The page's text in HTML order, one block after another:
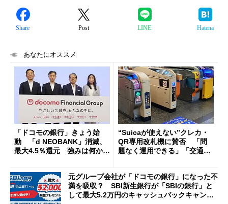
Share Post LINE Hatena
あなたにオススメ
「ドコモの銀行」きょう始
動 「d NEOBANK」消滅、
最大4.5％還元 強みは何か解
“Suicaが使えない”クレカ・
QR専用改札機に賛否 「問
題なく運用できる」「交通系I
元グループ会社が「ドコモの銀行」になった不
満を吸収？ SBI新生銀行が「SBIの銀行」と
して最大5.2万円のキャッシュバックキャンペ